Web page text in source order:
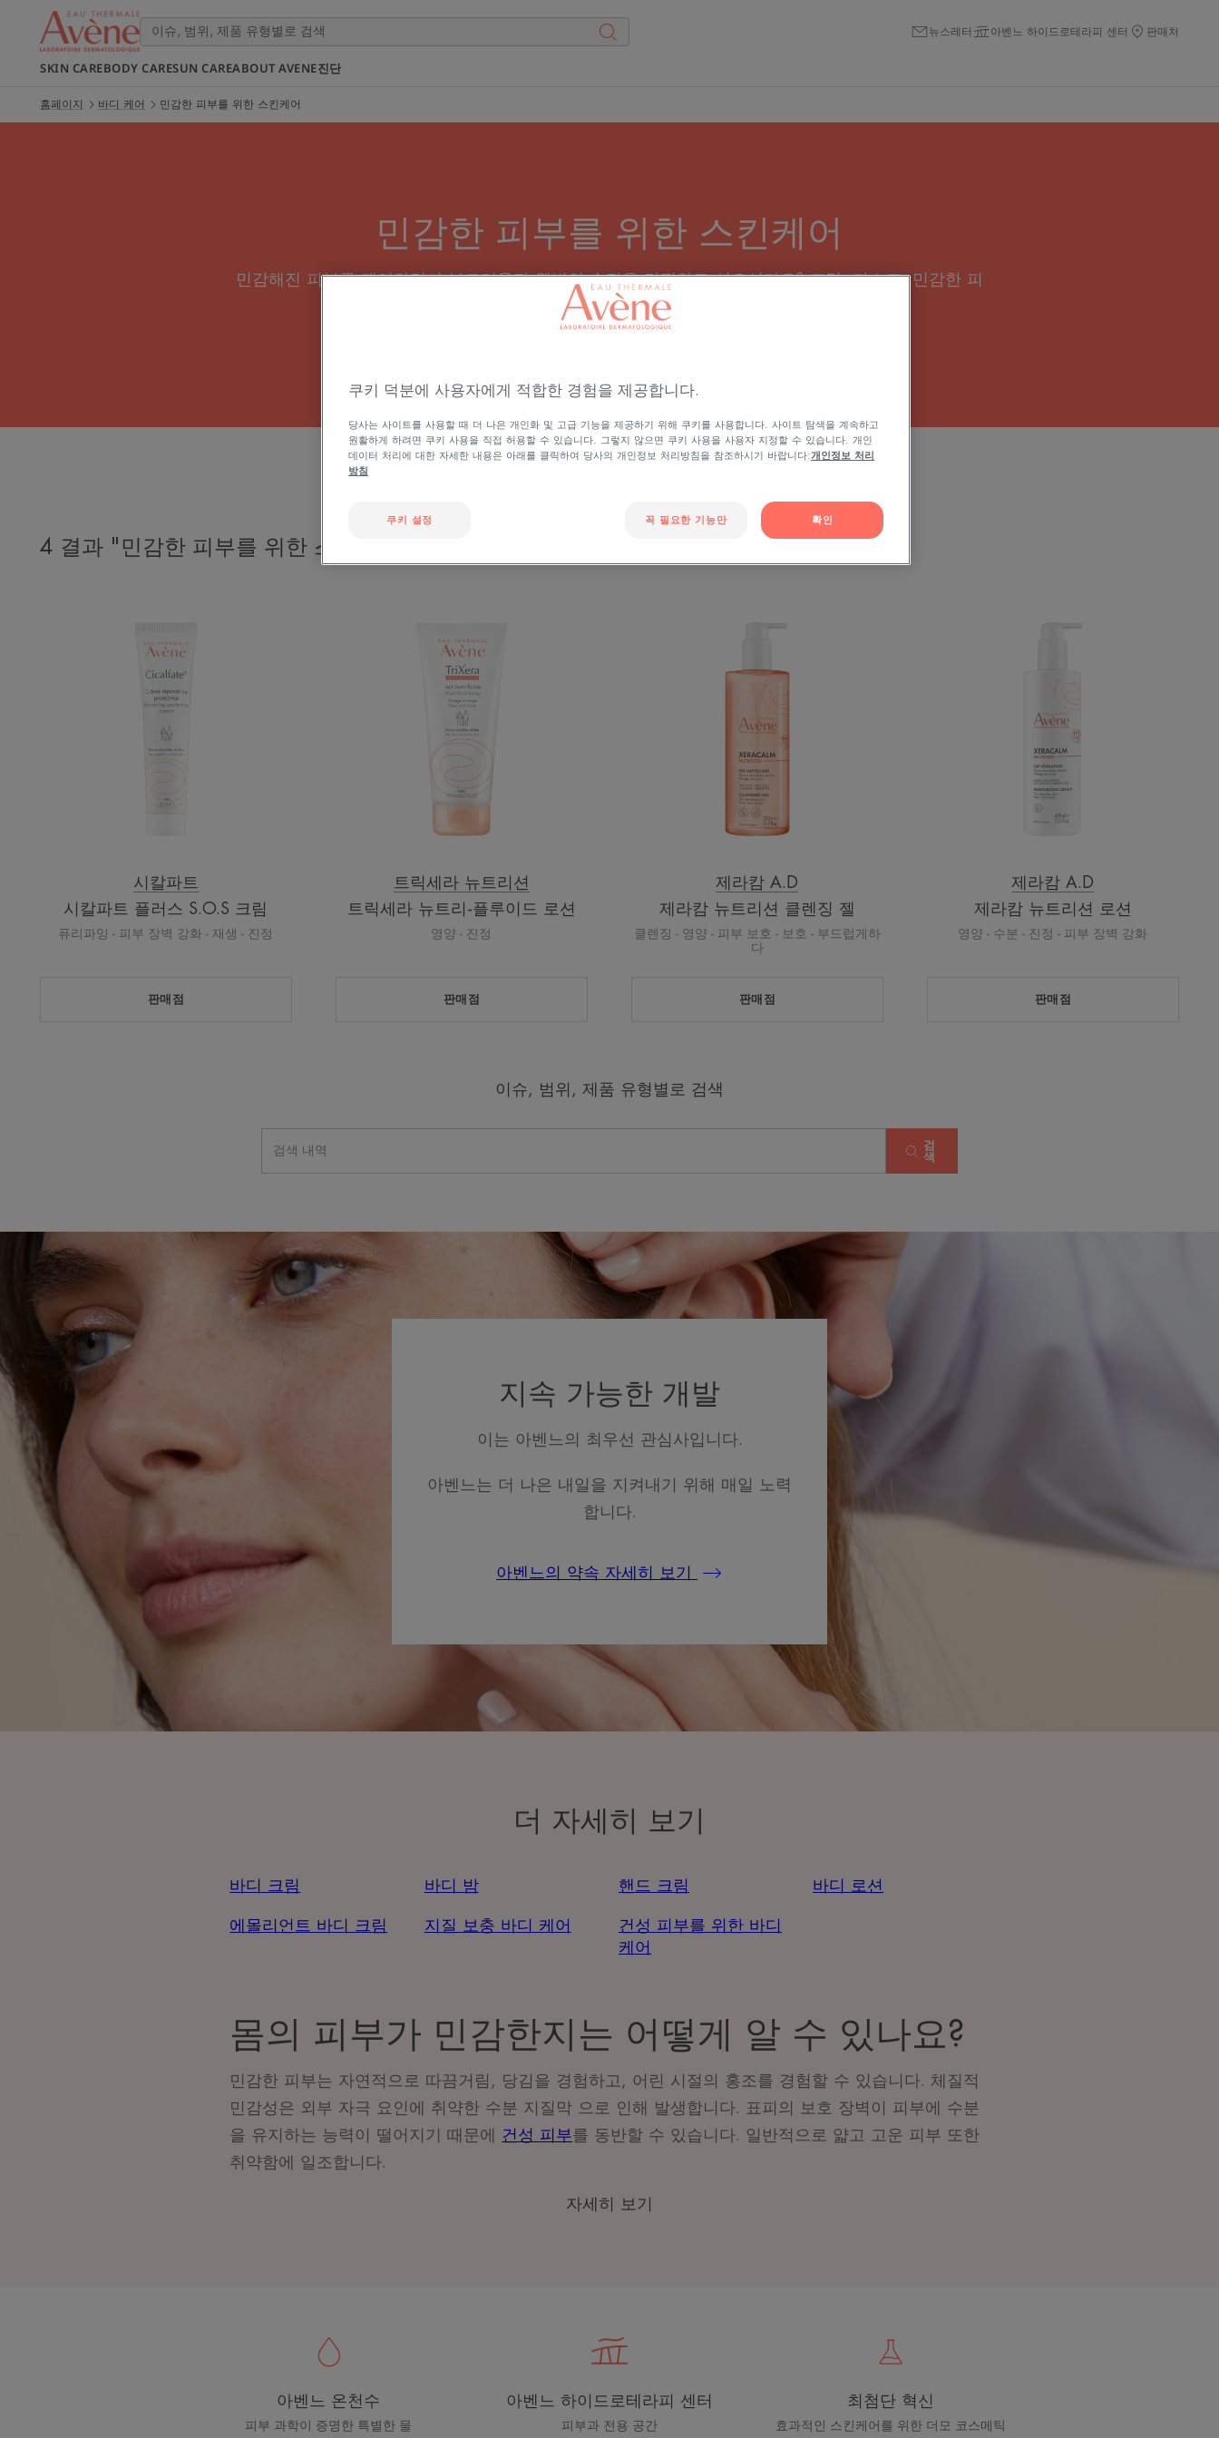
뉴스레터 아벤느 하이드로테라피 센터 판매처
SKIN CAREBODY CARESUN CAREABOUT AVENE진단
홈페이지 바디 케어 민감한 피부를 위한 스킨케어
민감한 피부를 위한 스킨케어
민감해진 피부를 케어하면서 부드러움과 웰빙의 순간을 만끽하고 싶으신가요? 크림, 마스크, 민감한 피
부 스크럽 등 피부의 민감도를 존중하도록 제조된 케어 제품을 만나보세요.
4 결과 "민감한 피부를 위한 스킨케어"
파
트
플
러
스
S.O.S
림
시칼파트
시칼파트 플러스 S.O.S 크림
퓨리파잉 - 피부 장벽 강화 - 재생 - 진정
판매점
세
라
뉴
트
리-
플
루
이
트릭세라 뉴트리션
트릭세라 뉴트리-플루이드 로션
영양 - 진정
판매점
뉴
리
션
클
렌
징
젤
제라캄 A.D
제라캄 뉴트리션 클렌징 젤
클렌징 - 영양 - 피부 보호 - 보호 - 부드럽게하
다
판매점
리
로
션
제라캄 A.D
제라캄 뉴트리션 로션
영양 - 수분 - 진정 - 피부 장벽 강화
판매점
이슈, 범위, 제품 유형별로 검색
검
색
지속 가능한 개발
이는 아벤느의 최우선 관심사입니다.
아벤느는 더 나은 내일을 지켜내기 위해 매일 노력
합니다.
아벤느의 약속 자세히 보기
더 자세히 보기
바디 크림 바디 밤 핸드 크림 바디 로션
에몰리언트 바디 크림 지질 보충 바디 케어
건성 피부를 위한 바디
케어
몸의 피부가 민감한지는 어떻게 알 수 있나요?
민감한 피부는 자연적으로 따끔거림, 당김을 경험하고, 어린 시절의 홍조를 경험할 수 있습니다. 체질적
민감성은 외부 자극 요인에 취약한 수분 지질막 으로 인해 발생합니다. 표피의 보호 장벽이 피부에 수분
을 유지하는 능력이 떨어지기 때문에 건성 피부를 동반할 수 있습니다. 일반적으로 얇고 고운 피부 또한
취약함에 일조합니다.
자세히 보기
어떤 피부관리 루틴을 채
아벤느 온천수
피부 과학이 증명한 특별한 물
아벤느 하이드로테라피 센터
피부과 전용 공간
최첨단 혁신
효과적인 스킨케어를 위한 더모 코스메틱
쿠키 덕분에 사용자에게 적합한 경험을 제공합니다.
당사는 사이트를 사용할 때 더 나은 개인화 및 고급 기능을 제공하기 위해 쿠키를 사용합니다. 사이트 탐색을 계속하고
원활하게 하려면 쿠키 사용을 직접 허용할 수 있습니다. 그렇지 않으면 쿠키 사용을 사용자 지정할 수 있습니다. 개인
데이터 처리에 대한 자세한 내용은 아래를 클릭하여 당사의 개인정보 처리방침을 참조하시기 바랍니다:개인정보 처리
방침
쿠키 설정 꼭 필요한 기능만 확인